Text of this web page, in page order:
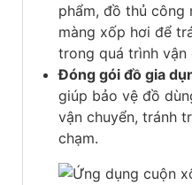
phẩm, đồ thủ
màng xốp hơi để
trong quá trình vận
Đóng gói đồ gia
giúp bảo vệ đồ
vận chuyển, tránh
chạm.